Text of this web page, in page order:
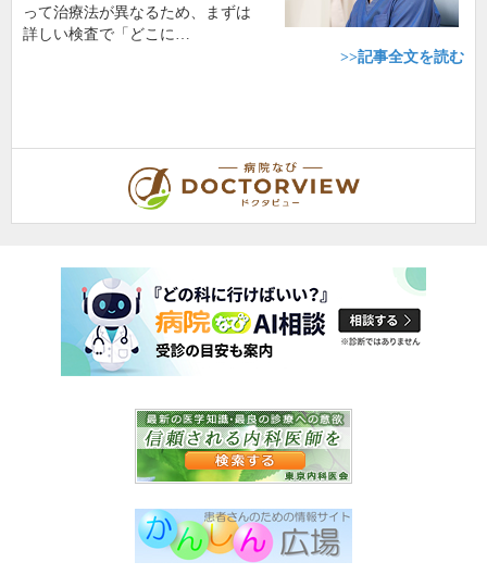
って治療法が異なるため、まずは
詳しい検査で「どこに…
>>記事全文を読む